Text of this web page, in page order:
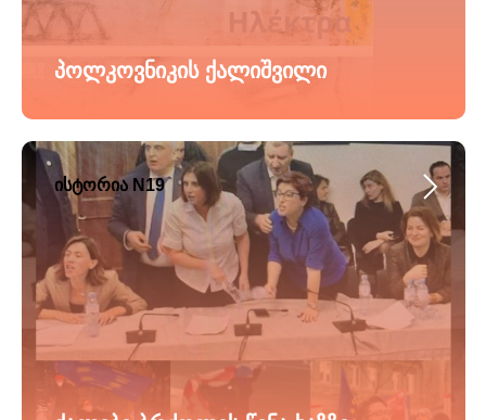
პოლკოვნიკის ქალიშვილი
ისტორია N19